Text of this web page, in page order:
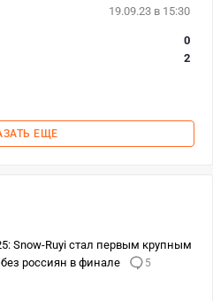
19.09.23 в 15:30
0
2
ЕЩЕ
Snow-Ruyi стал первым крупным
россиян в финале
5